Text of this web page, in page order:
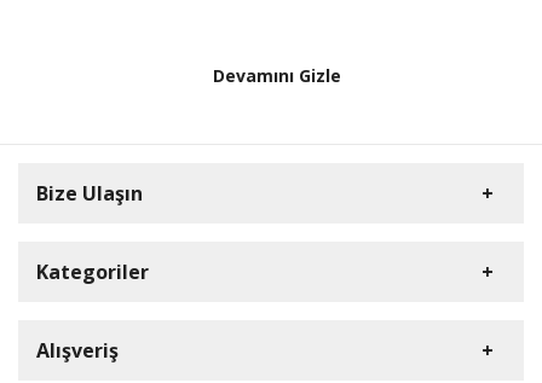
Devamını Gizle
Bize Ulaşın
Kategoriler
DVR Cihazlar
Alışveriş